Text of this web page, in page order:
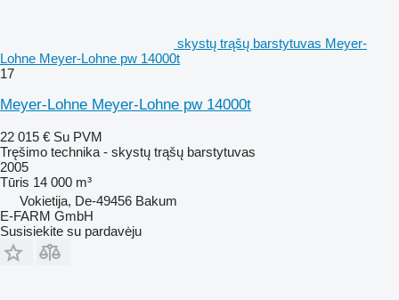
skystų trąšų barstytuvas Meyer-
Lohne Meyer-Lohne pw 14000t
17
Meyer-Lohne Meyer-Lohne pw 14000t
22 015 € Su PVM
Tręšimo technika - skystų trąšų barstytuvas
2005
Tūris 14 000 m³
Vokietija, De-49456 Bakum
E-FARM GmbH
Susisiekite su pardavėju